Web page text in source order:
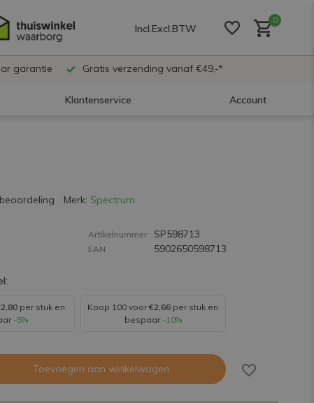
Incl.Excl.BTW
0
garantie Gratis verzending vanaf €49,-*
Klantenservice Account
Merk: Spectrum
Artikelnummer SP598713
EAN 5902650598713
per stuk en
-5%
Koop 100 voor€2,66 per stuk en
bespaar -10%
Toevoegen aan winkelwagen